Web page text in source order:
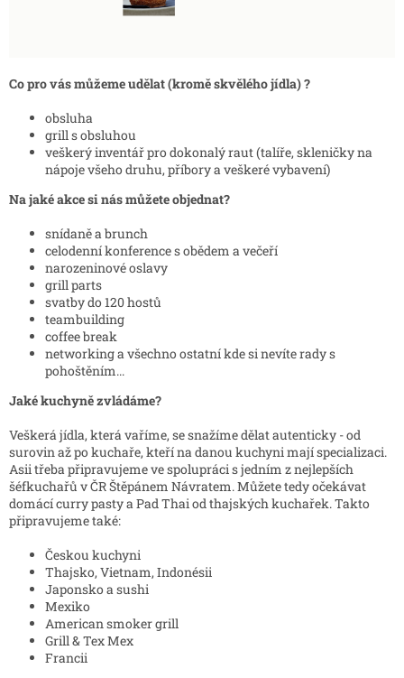
Co pro vás můžeme udělat (kromě skvělého jídla) ?
obsluha
grill s obsluhou
veškerý inventář pro dokonalý raut (talíře, skleničky na
nápoje všeho druhu, příbory a veškeré vybavení)
Na jaké akce si nás můžete objednat?
snídaně a brunch
celodenní konference s obědem a večeří
narozeninové oslavy
grill parts
svatby do 120 hostů
teambuilding
coffee break
networking a všechno ostatní kde si nevíte rady s
pohoštěním...
Jaké kuchyně zvládáme?
Veškerá jídla, která vaříme, se snažíme dělat autenticky - od
surovin až po kuchaře, kteří na danou kuchyni mají specializaci.
Asii třeba připravujeme ve spolupráci s jedním z nejlepších
šéfkuchařů v ČR Štěpánem Návratem. Můžete tedy očekávat
domácí curry pasty a Pad Thai od thajských kuchařek. Takto
připravujeme také:
Českou kuchyni
Thajsko, Vietnam, Indonésii
Japonsko a sushi
Mexiko
American smoker grill
Grill & Tex Mex
Francii